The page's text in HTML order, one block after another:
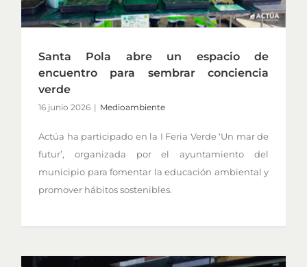
Santa Pola abre un espacio de
encuentro para sembrar conciencia
verde
16 junio 2026 | Medioambiente
Actúa ha participado en la I Feria Verde ‘Un mar de
futur’, organizada por el ayuntamiento del
municipio para fomentar la educación ambiental y
promover hábitos sostenibles.